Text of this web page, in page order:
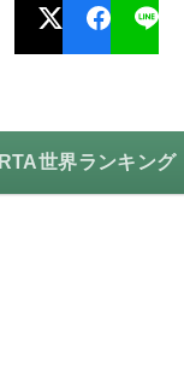
RTA世界ランキング